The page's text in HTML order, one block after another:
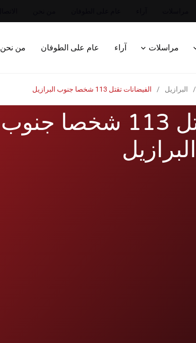
مراسلات آراء عام على الطوفان من نحن
/ البرازيل / الفيضانات تقتل 113 شخصا جنوب البرازيل
الفيضانات تقتل 113 شخصا جنوب
البرازيل